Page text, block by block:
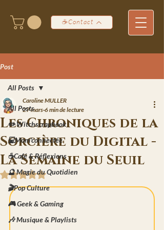
☕Contact
Post
All Posts
✏️ Witchscrapbook
💻Mom'connectée
☕Café & Réflexions
🔮 Magie du Quotidien
🎬Pop Culture
🎮 Geek & Gaming
🎶 Musique & Playlists
All Posts
Les Chroniques de la
Sorcière du Digital -
La Semaine du Seuil
Caroline MULLER
27 mars 6 min de lecture
Noté NaN étoiles sur 5.